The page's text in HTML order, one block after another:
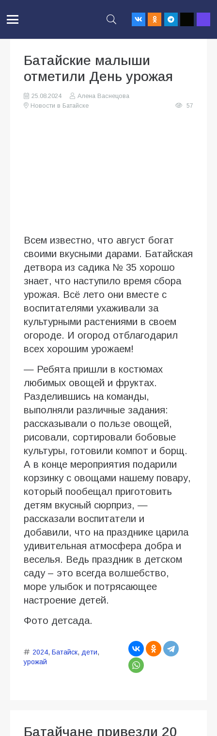
Батайские малыши
отметили День урожая
25.08.2024
Алена Васнецова
Новости в Батайске
57
Всем известно, что август богат
своими вкусными дарами. Батайская
детвора из садика № 35 хорошо
знает, что наступило время сбора
урожая. Всё лето они вместе с
воспитателями ухаживали за
культурными растениями в своем
огороде. И огород отблагодарил
всех хорошим урожаем!
— Ребята пришли в костюмах
любимых овощей и фруктах.
Разделившись на команды,
выполняли различные задания:
рассказывали о пользе овощей,
рисовали, сортировали бобовые
культуры, готовили компот и борщ.
А в конце мероприятия подарили
корзинку с овощами нашему повару,
который пообещал приготовить
детям вкусный сюрприз, —
рассказали воспитатели и
добавили, что на празднике царила
удивительная атмосфера добра и
веселья. Ведь праздник в детском
саду – это всегда волшебство,
море улыбок и потрясающее
настроение детей.
Фото детсада.
2024, Батайск, дети,
урожай
Батайчане привезли 20